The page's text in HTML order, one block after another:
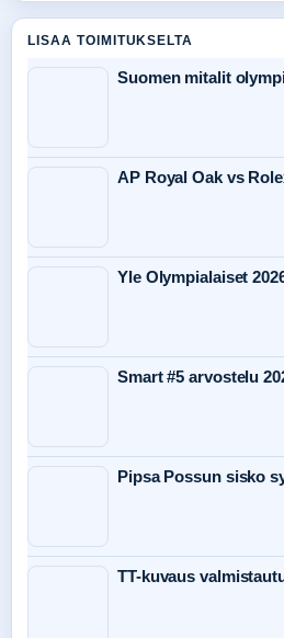
LISAA TOIMITUKSELTA
Suomen mitalit
AP Royal Oak vs
Yle Olympialaiset
Smart #5 arvostelu
Pipsa Possun sisko
TT-kuvaus